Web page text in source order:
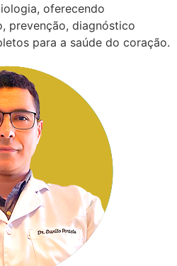
oferecendo
prevenção, diagnóstico
para a saúde do coração.